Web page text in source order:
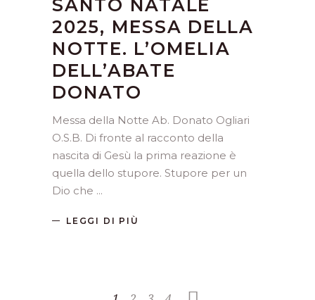
SANTO NATALE
2025, MESSA DELLA
NOTTE. L’OMELIA
DELL’ABATE
DONATO
Messa della Notte Ab. Donato Ogliari
O.S.B. Di fronte al racconto della
nascita di Gesù la prima reazione è
quella dello stupore. Stupore per un
Dio che
LEGGI DI PIÙ